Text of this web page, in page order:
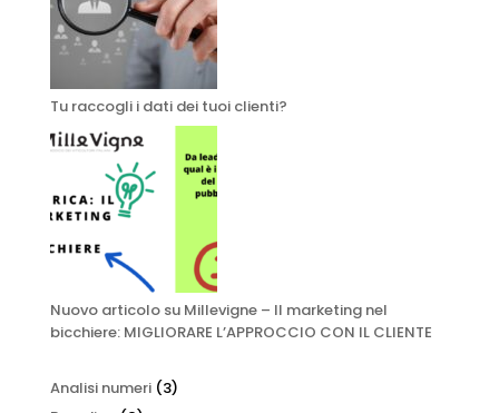
Tu raccogli i dati dei tuoi clienti?
Nuovo articolo su Millevigne – Il marketing nel
bicchiere: MIGLIORARE L’APPROCCIO CON IL CLIENTE
Analisi numeri(3)